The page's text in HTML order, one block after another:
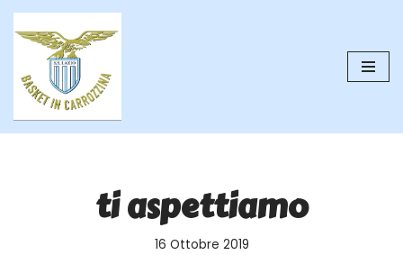
contenuto
ti aspettiamo
16 Ottobre 2019